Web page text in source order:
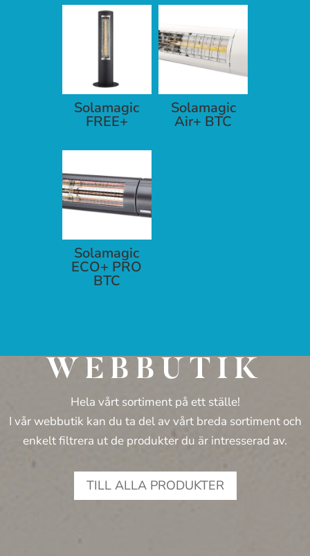
Solamagic
FREE+
Solamagic
Air+ BTC
Solamagic
ECO+ PRO
BTC
WEBBUTIK
Hela vårt sortiment på ett ställe!
I vår webbutik kan du ta del av vårt breda sortiment och
enkelt filtrera ut de produkter du är intresserad av.
TILL ALLA PRODUKTER